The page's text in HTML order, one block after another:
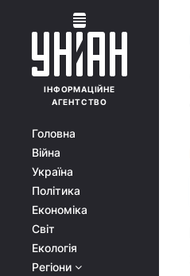
ІНФОРМАЦІЙНЕ
АГЕНТСТВО
Головна
Війна
Україна
Політика
Економіка
Світ
Екологія
Регіони